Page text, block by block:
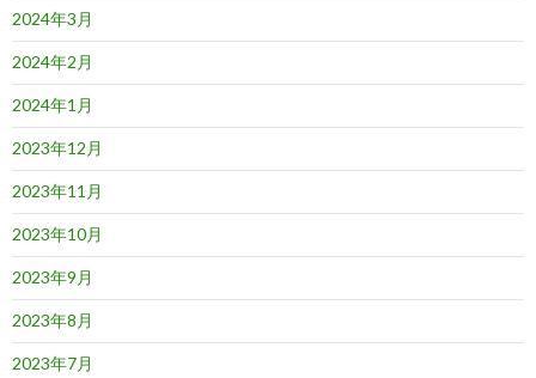
2024年3月
2024年2月
2024年1月
2023年12月
2023年11月
2023年10月
2023年9月
2023年8月
2023年7月